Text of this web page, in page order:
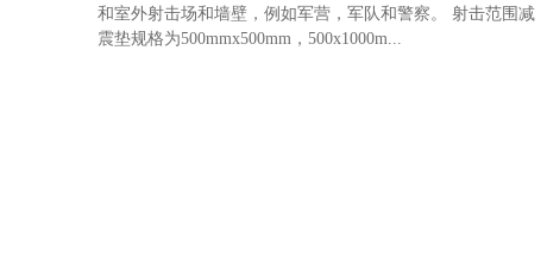
和室外射击场和墙壁，例如军营，军队和警察。 射击范围减
震垫规格为500mmx500mm，500x1000m...